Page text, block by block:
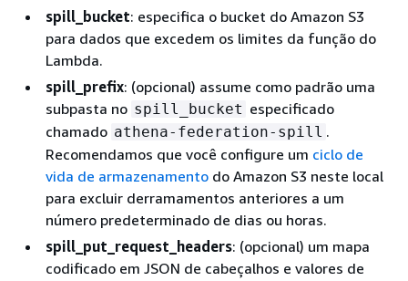
spill_bucket: especifica o bucket do Amazon S3
para dados que excedem os limites da função do
Lambda.
spill_prefix: (opcional) assume como padrão uma
subpasta no spill_bucket especificado
chamado athena-federation-spill .
Recomendamos que você configure um ciclo de
vida de armazenamento do Amazon S3 neste local
para excluir derramamentos anteriores a um
número predeterminado de dias ou horas.
spill_put_request_headers: (opcional) um mapa
codificado em JSON de cabeçalhos e valores de